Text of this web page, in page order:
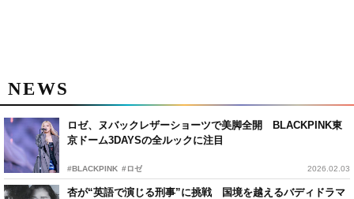
NEWS
ロゼ、ヌバックレザーショーツで美脚全開 BLACKPINK東
京ドーム3DAYSの全ルックに注目
#BLACKPINK #ロゼ 2026.02.03
杏が“英語で演じる刑事”に挑戦 国境を越えるバディドラマ